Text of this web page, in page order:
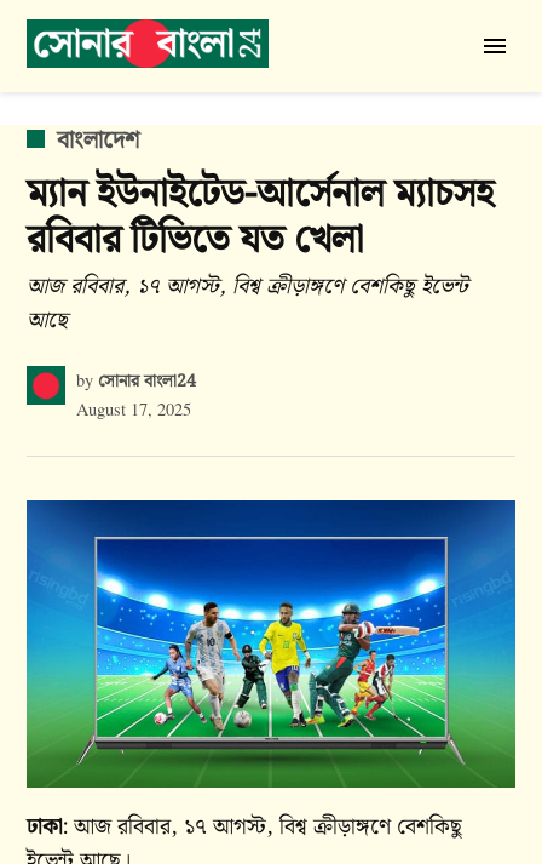
Skip
বাংলা
24
POSTED
বাংলাদেশ
ম্যান ইউনাইটেড-আর্সেনাল ম্যাচসহ
রবিবার টিভিতে যত খেলা
আজ রবিবার, ১৭ আগস্ট, বিশ্ব ক্রীড়াঙ্গণে বেশকিছু ইভেন্ট
আছে
by সোনার বাংলা24
August 17, 2025
ঢাকা: আজ রবিবার, ১৭ আগস্ট, বিশ্ব ক্রীড়াঙ্গণে বেশকিছু